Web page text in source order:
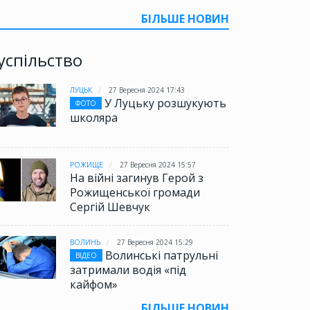
БІЛЬШЕ НОВИН
ЛУЦЬК
27 Вересня 2024 17:43
ФОТО
У Луцьку розшукують
школяра
РОЖИЩЕ 27 Вересня 2024 15:57
На війні загинув Герой з
Рожищенської громади
Сергій Шевчук
ВОЛИНЬ
27 Вересня 2024 15:29
ВІДЕО
Волинські патрульні
затримали водія «під
кайфом»